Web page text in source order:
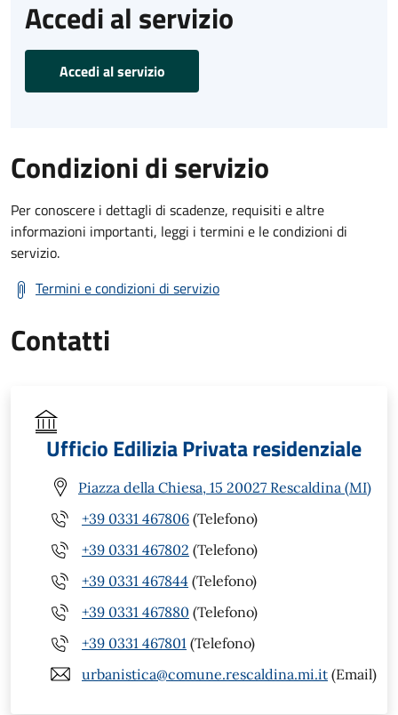
Accedi al servizio
Accedi al servizio
Condizioni di servizio
Per conoscere i dettagli di scadenze, requisiti e altre
informazioni importanti, leggi i termini e le condizioni di
servizio.
Termini e condizioni di servizio
Contatti
Ufficio Edilizia Privata residenziale
Piazza della Chiesa, 15 20027 Rescaldina (MI)
+39 0331 467806 (Telefono)
+39 0331 467802 (Telefono)
+39 0331 467844 (Telefono)
+39 0331 467880 (Telefono)
+39 0331 467801 (Telefono)
urbanistica@comune.rescaldina.mi.it (Email)